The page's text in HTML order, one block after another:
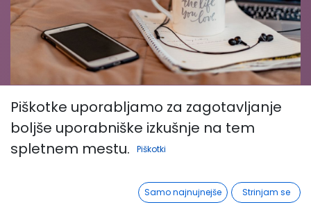
Challenging Learning
Zasebna vsebina
Več
Piškotke uporabljamo za zagotavljanje
boljše uporabniške izkušnje na tem
spletnem mestu.
Piškotki
Samo najnujnejše Strinjam se